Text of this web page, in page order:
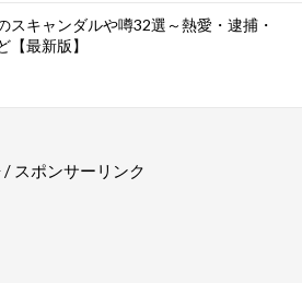
スキャンダルや噂32選～熱愛・逮捕・
【最新版】
/ スポンサーリンク